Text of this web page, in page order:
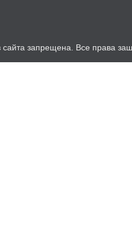
сайта запрещена. Все права